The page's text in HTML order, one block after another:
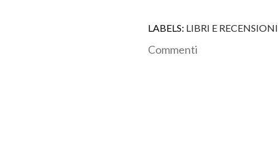
LABELS: LIBRI E RECENSIONI
Commenti